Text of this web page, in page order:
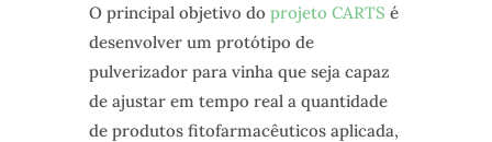
O principal objetivo do projeto CARTS é
desenvolver um protótipo de
pulverizador para vinha que seja capaz
de ajustar em tempo real a quantidade
de produtos fitofarmacêuticos aplicada,